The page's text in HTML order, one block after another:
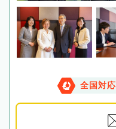
全国対応